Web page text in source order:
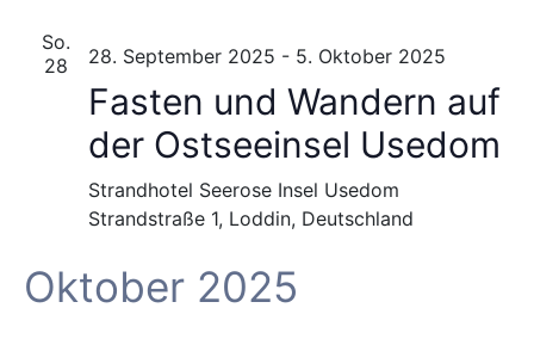
So.
28
28. September 2025 - 5. Oktober 2025
Fasten und Wandern auf
der Ostseeinsel Usedom
Strandhotel Seerose Insel Usedom
Strandstraße 1, Loddin, Deutschland
Oktober 2025